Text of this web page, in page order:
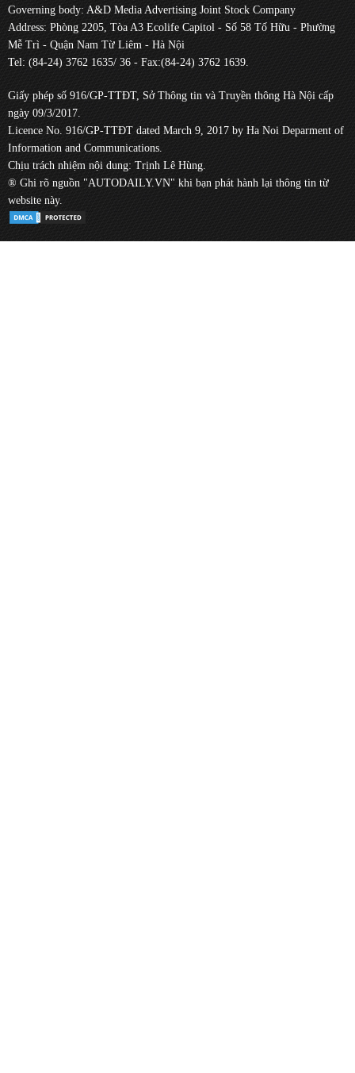
Governing body: A&D Media Advertising Joint Stock Company
Address: Phòng 2205, Tòa A3 Ecolife Capitol - Số 58 Tố Hữu - Phường
Mễ Trì - Quận Nam Từ Liêm - Hà Nội
Tel: (84-24) 3762 1635/ 36 - Fax:(84-24) 3762 1639.
Giấy phép số 916/GP-TTĐT, Sở Thông tin và Truyền thông Hà Nội cấp
ngày 09/3/2017.
Licence No. 916/GP-TTĐT dated March 9, 2017 by Ha Noi Deparment of
Information and Communications.
Chịu trách nhiệm nội dung: Trịnh Lê Hùng.
® Ghi rõ nguồn "AUTODAILY.VN" khi bạn phát hành lại thông tin từ
website này.